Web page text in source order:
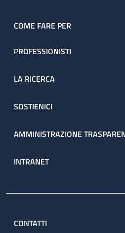
COME FARE PER
PROFESSIONISTI
LA RICERCA
SOSTIENICI
AMMINISTRAZIONE
INTRANET
CONTATTI